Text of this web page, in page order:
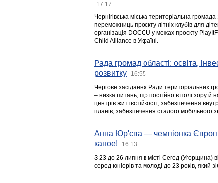
17:17
Чернігівська міська територіальна
переможниць проєкту літніх клубів для
організація DOCCU у межах проєкту
Child Alliance в Україні.
Рада громад області: освіта,
розвитку
16:55
Чергове засідання Ради територіальних
– низка питань, що постійно в полі зору й
центрів життєстійкості, забезпечення
планів, забезпечення сталого мобільного
Анна Юр'єва — чемпіонка
каное!
16:13
З 23 до 26 липня в місті Сегед (Угорщина)
серед юніорів та молоді до 23 років, який